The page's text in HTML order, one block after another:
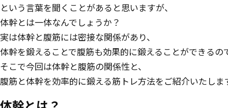
という言葉を聞くことがあると思いますが、
体幹とは一体なんでしょうか？
実は体幹と腹筋には密接な関係があり、
体幹を鍛えることで腹筋も効果的に鍛えることができるの
そこで今回は体幹と腹筋の関係性と、
腹筋と体幹を効率的に鍛える筋トレ方法をご紹介いたしま